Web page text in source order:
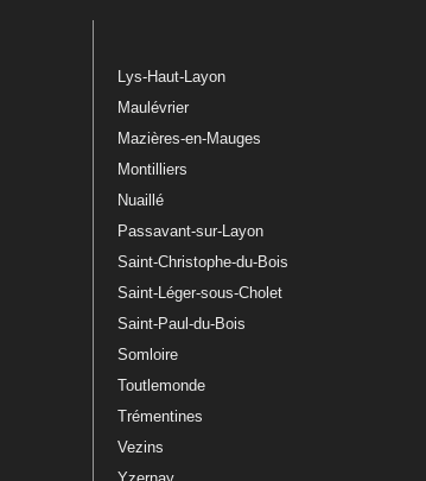
Lys-Haut-Layon
Maulévrier
Mazières-en-Mauges
Montilliers
Nuaillé
Passavant-sur-Layon
Saint-Christophe-du-Bois
Saint-Léger-sous-Cholet
Saint-Paul-du-Bois
Somloire
Toutlemonde
Trémentines
Vezins